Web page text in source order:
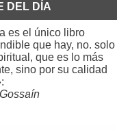
DEL DÍA
es el único libro
que hay, no. solo
que es lo más
sino por su calidad